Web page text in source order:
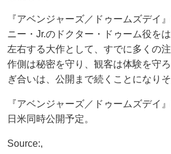
『アベンジャーズ／ドゥームズデイ
ニー・Jr.のドクター・ドゥーム役を
左右する大作として、すでに多くの
作側は秘密を守り、観客は体験を守
ぎ合いは、公開まで続くことになりそ
『アベンジャーズ／ドゥームズデイ
日米同時公開予定。
Source:,